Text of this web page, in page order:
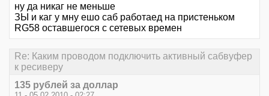
ну да никаг не меньше
ЗЫ и каг у мну ешо саб работаед на пристеньком
RG58 оставшегося с сетевых времен
Re: Каким проводом подключить активный сабвуфер
к ресиверу
135 рублей за доллар